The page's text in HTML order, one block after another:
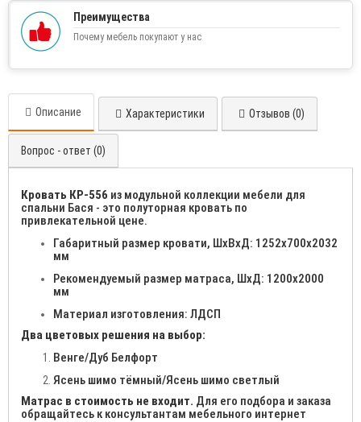
Преимущества
Почему мебель покупают у нас
Описание Характеристики Отзывов (0)
Вопрос - ответ (0)
Кровать КР-556 из модульной коллекции мебели для
спальни Бася - это полуторная кровать по
привлекательной цене.
Габаритный размер кровати, ШхВхД: 1252х700х2032
мм
Рекомендуемый размер матраса, ШхД: 1200х2000
мм
Материал изготовления: ЛДСП
Два цветовых решения на выбор:
Венге/Дуб Белфорт
Ясень шимо тёмный/Ясень шимо светлый
Матрас в стоимость не входит. Для его подбора и заказа
обращайтесь к консультантам мебельного интернет